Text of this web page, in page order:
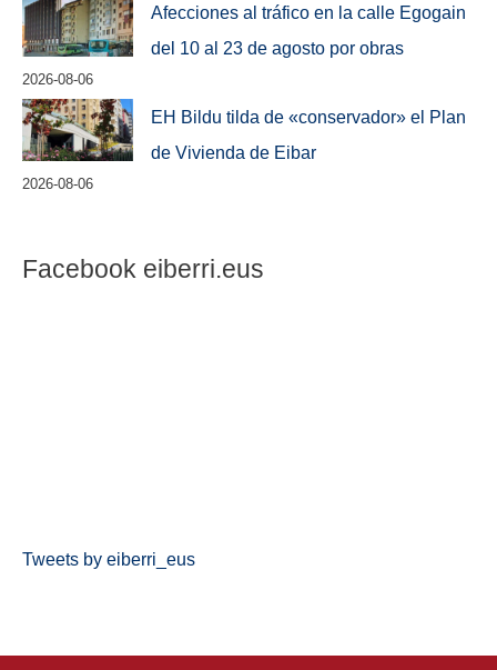
Afecciones al tráfico en la calle Egogain
del 10 al 23 de agosto por obras
2026-08-06
EH Bildu tilda de «conservador» el Plan
de Vivienda de Eibar
2026-08-06
Facebook eiberri.eus
Tweets by eiberri_eus